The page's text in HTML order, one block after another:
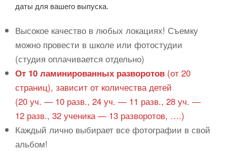
даты для вашего выпуска.
Высокое качество в любых локациях! Съемку
можно провести в школе или фотостудии
(студия оплачивается отдельно)
От 10 ламинированных разворотов (от 20
страниц), зависит от количества детей
(20 уч. — 10 разв., 24 уч. — 11 разв., 28 уч. —
12 разв., 32 ученика — 13 разворотов, ….)
Каждый лично выбирает все фотографии в свой
альбом!